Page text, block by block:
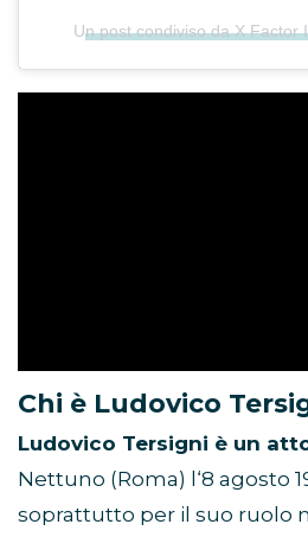
Un post condiviso da X Factor
Chi è Ludovico
Ludovico Tersigni è un
Nettuno (Roma) l‘8 agosto
soprattutto per il suo ruolo